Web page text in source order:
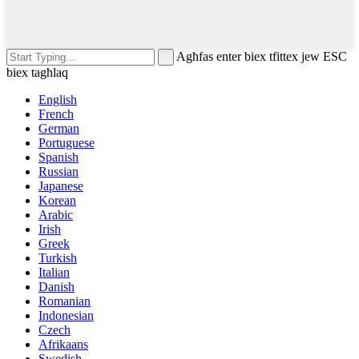
Agħfas enter biex tfittex jew ESC
biex tagħlaq
English
French
German
Portuguese
Spanish
Russian
Japanese
Korean
Arabic
Irish
Greek
Turkish
Italian
Danish
Romanian
Indonesian
Czech
Afrikaans